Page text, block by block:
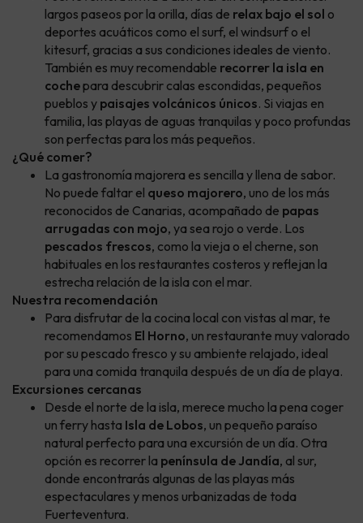
largos paseos por la orilla, días de relax bajo el sol o
deportes acuáticos como el surf, el windsurf o el
kitesurf, gracias a sus condiciones ideales de viento.
También es muy recomendable recorrer la isla en
cochepara descubrir calas escondidas, pequeños
pueblos y paisajes volcánicos únicos. Si viajas en
familia, las playas de aguas tranquilas y poco profundas
son perfectas para los más pequeños.
¿Qué comer?
La gastronomía majorera es sencilla y llena de sabor.
No puede faltar el queso majorero, uno de los más
reconocidos de Canarias, acompañado de papas
arrugadas con mojo, ya sea rojo o verde. Los
pescados frescos, como la vieja o el cherne, son
habituales en los restaurantes costeros y reflejan la
estrecha relación de la isla con el mar.
Nuestra recomendación
Para disfrutar de la cocina local con vistas al mar, te
recomendamos El Horno, un restaurante muy valorado
por su pescado fresco y su ambiente relajado, ideal
para una comida tranquila después de un día de playa.
Excursiones cercanas
Desde el norte de la isla, merece mucho la pena coger
un ferry hasta Isla de Lobos, un pequeño paraíso
natural perfecto para una excursión de un día. Otra
opción es recorrer la península de Jandía, al sur,
donde encontrarás algunas de las playas más
espectaculares y menos urbanizadas de toda
Fuerteventura.